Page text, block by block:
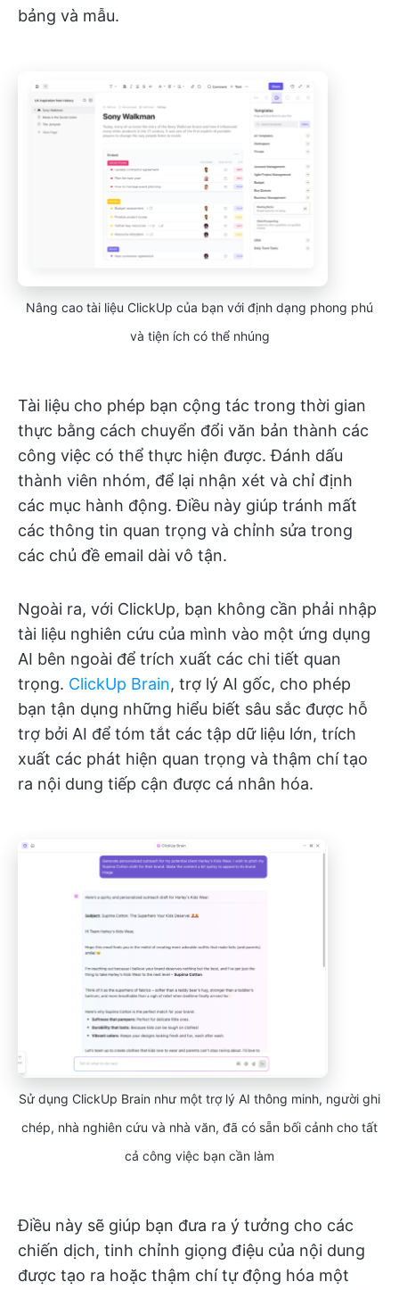
bảng và mẫu.
Nâng cao tài liệu ClickUp của bạn với định dạng phong phú
và tiện ích có thể nhúng
Tài liệu cho phép bạn cộng tác trong thời gian
thực bằng cách chuyển đổi văn bản thành các
công việc có thể thực hiện được. Đánh dấu
thành viên nhóm, để lại nhận xét và chỉ định
các mục hành động. Điều này giúp tránh mất
các thông tin quan trọng và chỉnh sửa trong
các chủ đề email dài vô tận.
Ngoài ra, với ClickUp, bạn không cần phải nhập
tài liệu nghiên cứu của mình vào một ứng dụng
AI bên ngoài để trích xuất các chi tiết quan
trọng. ClickUp Brain, trợ lý AI gốc, cho phép
bạn tận dụng những hiểu biết sâu sắc được hỗ
trợ bởi AI để tóm tắt các tập dữ liệu lớn, trích
xuất các phát hiện quan trọng và thậm chí tạo
ra nội dung tiếp cận được cá nhân hóa.
Sử dụng ClickUp Brain như một trợ lý AI thông minh, người ghi
chép, nhà nghiên cứu và nhà văn, đã có sẵn bối cảnh cho tất
cả công việc bạn cần làm
Điều này sẽ giúp bạn đưa ra ý tưởng cho các
chiến dịch, tinh chỉnh giọng điệu của nội dung
được tạo ra hoặc thậm chí tự động hóa một